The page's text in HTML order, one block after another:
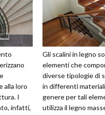
alla loro
I
infatti,
Gli scalini in legno
elementi che
diverse tipologie di
in differenti
genere per tali
utilizza il legno